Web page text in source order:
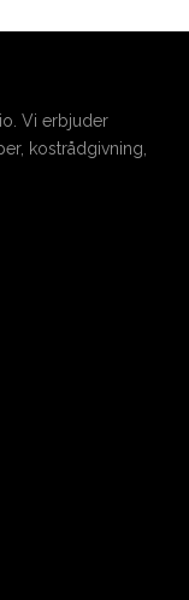
Vi erbjuder
kostrådgivning,